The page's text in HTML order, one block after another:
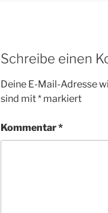
Schreibe einen
Deine E-Mail-Adresse
sind mit* markiert
Kommentar*